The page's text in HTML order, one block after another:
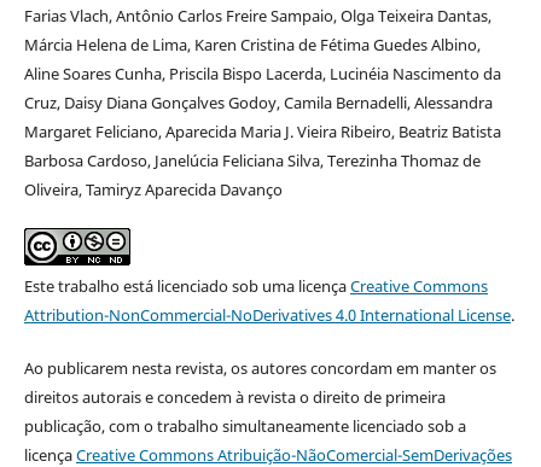
Farias Vlach, Antônio Carlos Freire Sampaio, Olga Teixeira Dantas,
Márcia Helena de Lima, Karen Cristina de Fétima Guedes Albino,
Aline Soares Cunha, Priscila Bispo Lacerda, Lucinéia Nascimento da
Cruz, Daisy Diana Gonçalves Godoy, Camila Bernadelli, Alessandra
Margaret Feliciano, Aparecida Maria J. Vieira Ribeiro, Beatriz Batista
Barbosa Cardoso, Janelúcia Feliciana Silva, Terezinha Thomaz de
Oliveira, Tamiryz Aparecida Davanço
Este trabalho está licenciado sob uma licençaCreative Commons
Attribution-NonCommercial-NoDerivatives 4.0 International License.
Ao publicarem nesta revista, os autores concordam em manter os
direitos autorais e concedem à revista o direito de primeira
publicação, com o trabalho simultaneamente licenciado sob a
licençaCreative Commons Atribuição-NãoComercial-SemDerivações